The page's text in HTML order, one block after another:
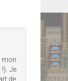
mon
Je
de